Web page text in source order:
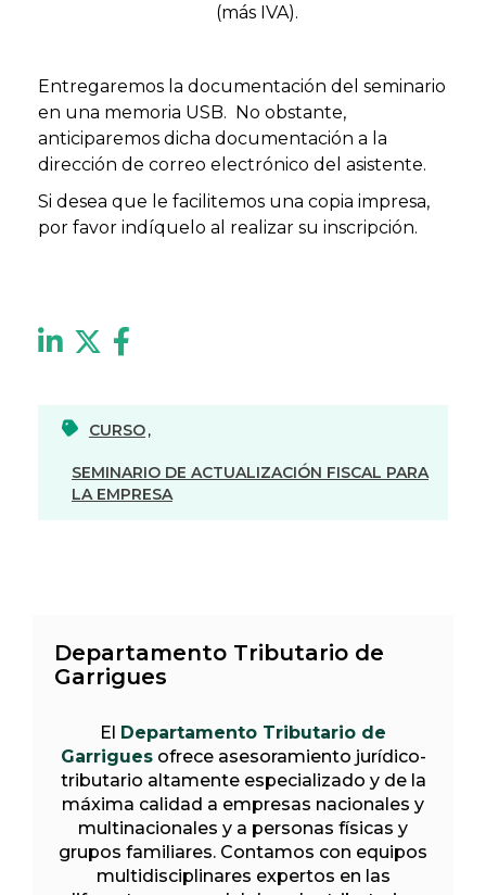
(más IVA).
Entregaremos la documentación del seminario
en una memoria USB. No obstante,
anticiparemos dicha documentación a la
dirección de correo electrónico del asistente.
Si desea que le facilitemos una copia impresa,
por favor indíquelo al realizar su inscripción.
CURSO,
SEMINARIO DE ACTUALIZACIÓN FISCAL PARA
LA EMPRESA
Departamento Tributario de
Garrigues
El Departamento Tributario de
Garriguesofrece asesoramiento jurídico-
tributario altamente especializado y de la
máxima calidad a empresas nacionales y
multinacionales y a personas físicas y
grupos familiares. Contamos con equipos
multidisciplinares expertos en las